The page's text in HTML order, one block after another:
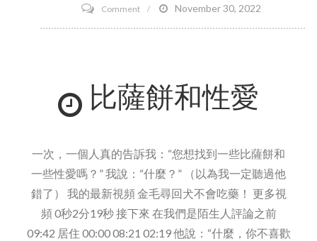
Commenton
隨
拌
frys
November 30, 2022
比薩餅和性愛
一次，一個人真的告訴我：“您想找到一些比薩餅和
一些性愛嗎？” 我說：“什麼？” （以為我一定聽過他
錯了） 我的最新視頻 金毛尋回犬不會吃藥！ 更多視
頻 0秒2分19秒 接下來 在我們是陌生人評論之前
09:42 居住 00:00 08:21 02:19 他說：“什麼，你不喜歡